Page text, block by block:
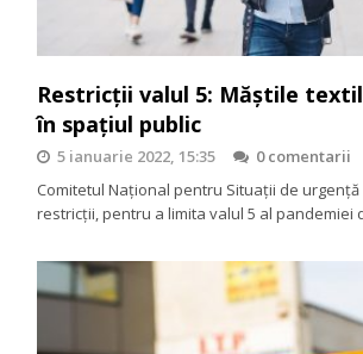
Restricții valul 5: Măștile
în spațiul public
5 ianuarie 2022, 15:35
0 comentarii
Comitetul Național pentru Situații de urgență
restricții, pentru a limita valul 5 al pandemiei